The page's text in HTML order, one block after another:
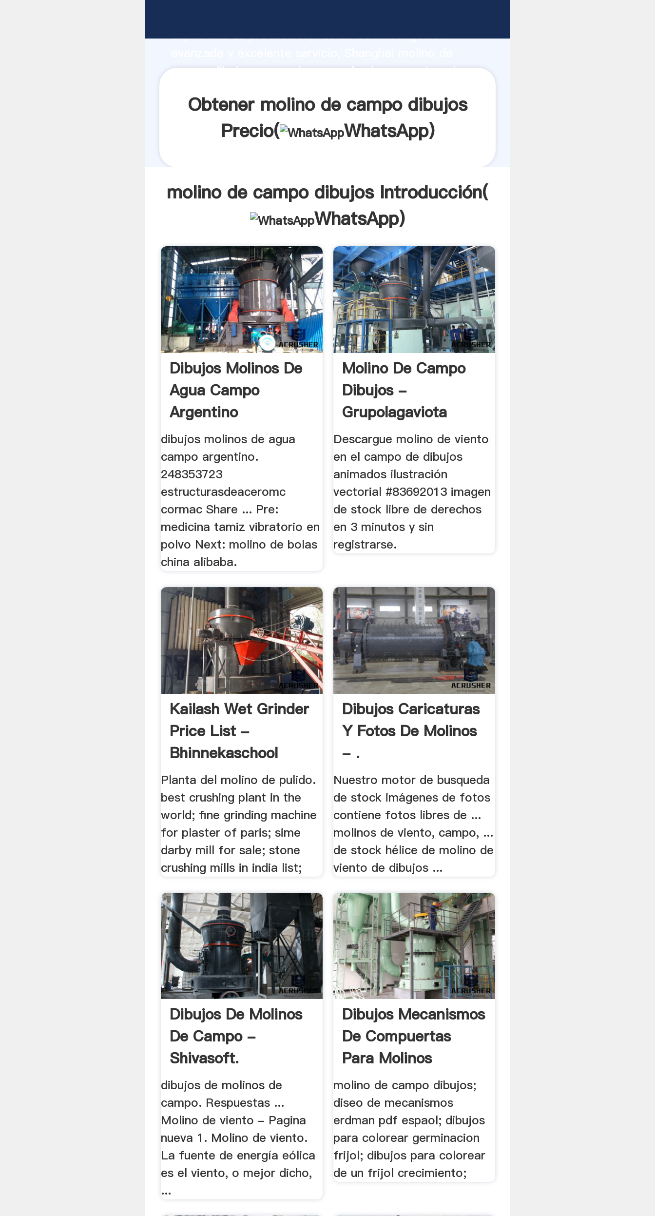
capacidad de producción, fuerza de investigación
campo dibujos proveedor crea el valor y aporta valores
Obtener molino de campo dibujos
Precio(
WhatsApp)
molino de campo dibujos Introducción(
WhatsApp)
Dibujos Molinos De
Agua Campo
Argentino
dibujos molinos de agua
campo argentino.
248353723
estructurasdeaceromc
cormac Share ... Pre:
medicina tamiz vibratorio en
polvo Next: molino de bolas
china alibaba.
Molino De Campo
Dibujos -
Grupolagaviota
Descargue molino de viento
en el campo de dibujos
animados ilustración
vectorial #83692013 imagen
de stock libre de derechos
en 3 minutos y sin
registrarse.
Kailash Wet Grinder
Price List -
Bhinnekaschool
Planta del molino de pulido.
best crushing plant in the
world; fine grinding machine
for plaster of paris; sime
darby mill for sale; stone
crushing mills in india list;
Dibujos Caricaturas
Y Fotos De Molinos
- .
Nuestro motor de busqueda
de stock imágenes de fotos
contiene fotos libres de ...
molinos de viento, campo, ...
de stock hélice de molino de
viento de dibujos ...
Dibujos De Molinos
De Campo -
Shivasoft.
dibujos de molinos de
campo. Respuestas ...
Molino de viento - Pagina
nueva 1. Molino de viento.
La fuente de energía eólica
es el viento, o mejor dicho,
...
Dibujos Mecanismos
De Compuertas
Para Molinos
molino de campo dibujos;
diseo de mecanismos
erdman pdf espaol; dibujos
para colorear germinacion
frijol; dibujos para colorear
de un frijol crecimiento;